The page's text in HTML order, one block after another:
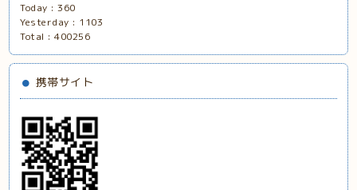
Today :360
Yesterday : 1103
Total :400256
携帯サイト